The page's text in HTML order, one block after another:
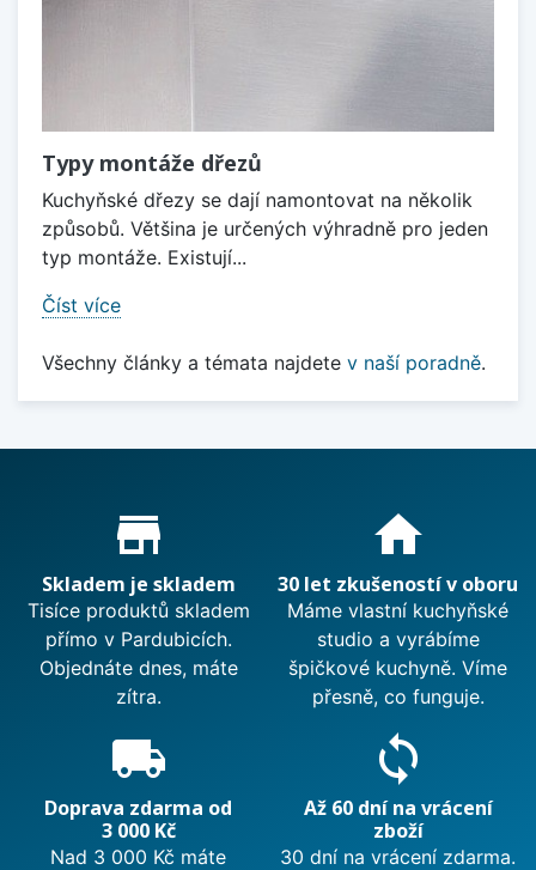
Typy montáže dřezů
Kuchyňské dřezy se dají namontovat na několik
způsobů. Většina je určených výhradně pro jeden
typ montáže. Existují...
Číst více
Všechny články a témata najdete v naší poradně.
Proč nakupovat u nás?
store_mall_directory
Skladem je skladem
Tisíce produktů skladem
přímo v Pardubicích.
Objednáte dnes, máte
zítra.
home
30 let zkušeností v oboru
Máme vlastní kuchyňské
studio a vyrábíme
špičkové kuchyně. Víme
přesně, co funguje.
local_shipping
Doprava zdarma od
3 000 Kč
Nad 3 000 Kč máte
sync
Až 60 dní na vrácení
zboží
30 dní na vrácení zdarma.